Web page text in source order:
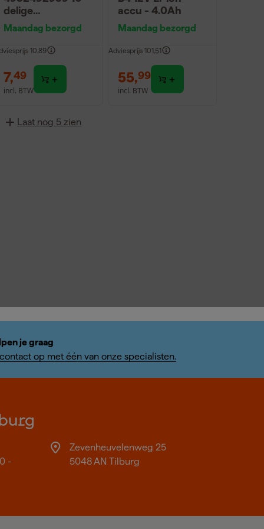
delige
Shockwave
schroefbitset
Maandag bezorgd
10,89
7,49
incl. BTW
accu - 4.0Ah
Maandag bezorgd
Adviesprijs 101,51
55,99
incl. BTW
Laat nog 5 zien
je graag
op met één van onze specialisten.
-
Zevenheuvelenweg 25
5048 AN Tilburg